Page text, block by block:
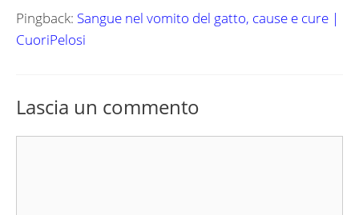
Pingback: Sangue nel vomito del gatto, cause e cure |
CuoriPelosi
Lascia un commento